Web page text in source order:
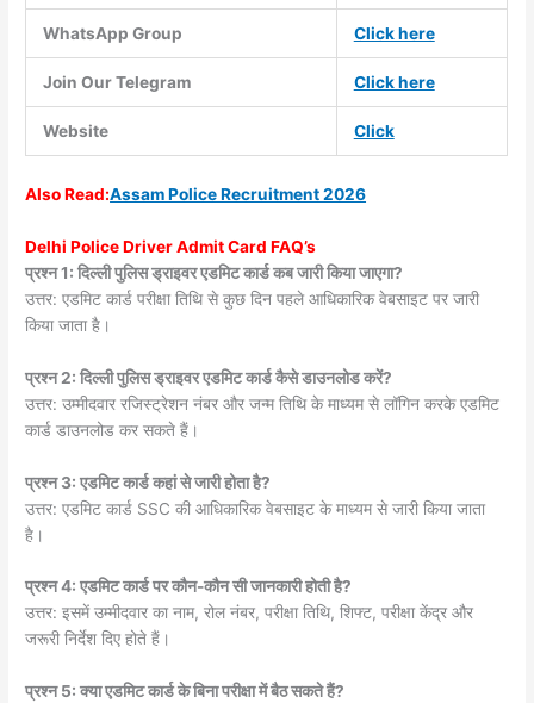
WhatsApp Group Click here
Join Our Telegram Click here
Website Click
AlsoRead:Assam Police Recruitment 2026
Delhi Police Driver Admit Card FAQ’s
प्रश्न 1: दिल्ली पुलिस ड्राइवर एडमिट कार्ड कब जारी किया जाएगा?
उत्तर: एडमिट कार्ड परीक्षा तिथि से कुछ दिन पहले आधिकारिक वेबसाइट पर जारी
किया जाता है।
प्रश्न 2: दिल्ली पुलिस ड्राइवर एडमिट कार्ड कैसे डाउनलोड करें?
उत्तर: उम्मीदवार रजिस्ट्रेशन नंबर और जन्म तिथि के माध्यम से लॉगिन करके एडमिट
कार्ड डाउनलोड कर सकते हैं।
प्रश्न 3: एडमिट कार्ड कहां से जारी होता है?
उत्तर: एडमिट कार्ड SSC की आधिकारिक वेबसाइट के माध्यम से जारी किया जाता
है।
प्रश्न 4: एडमिट कार्ड पर कौन-कौन सी जानकारी होती है?
उत्तर: इसमें उम्मीदवार का नाम, रोल नंबर, परीक्षा तिथि, शिफ्ट, परीक्षा केंद्र और
जरूरी निर्देश दिए होते हैं।
प्रश्न 5: क्या एडमिट कार्ड के बिना परीक्षा में बैठ सकते हैं?